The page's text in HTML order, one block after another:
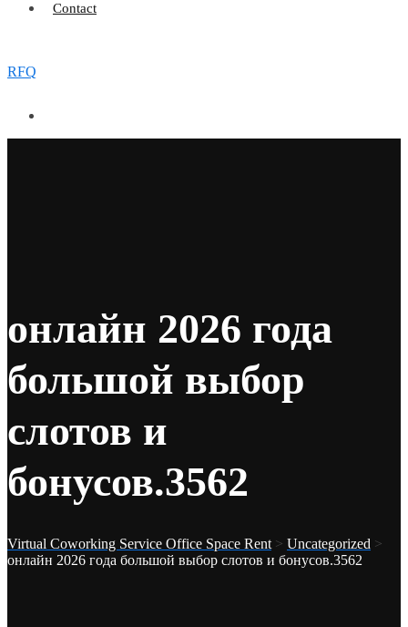
Contact
RFQ
онлайн 2026 года
большой выбор
слотов и
бонусов.3562
Virtual Coworking Service Office Space Rent > Uncategorized >
онлайн 2026 года большой выбор слотов и бонусов.3562